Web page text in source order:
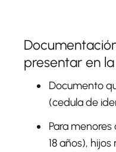
presentar en
Documento
(cedula de
Para menores
18 años),